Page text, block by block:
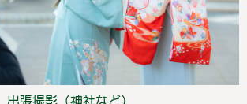
出張撮影（神社など）